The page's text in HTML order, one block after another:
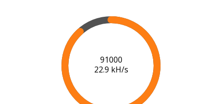
93000
22.2 kH/s